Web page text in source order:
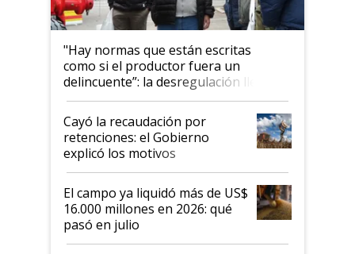
"Hay normas que están escritas
como si el productor fuera un
delincuente”: la desregulación llegó
al Congreso Aapresid y hasta se
habló del financiamiento al IPCVA
Cayó la recaudación por
retenciones: el Gobierno
explicó los motivos
El campo ya liquidó más de US$
16.000 millones en 2026: qué
pasó en julio